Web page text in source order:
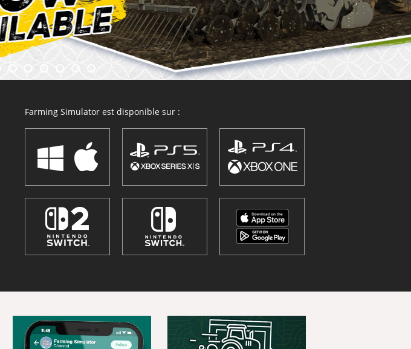
Farming Simulator est disponible sur :